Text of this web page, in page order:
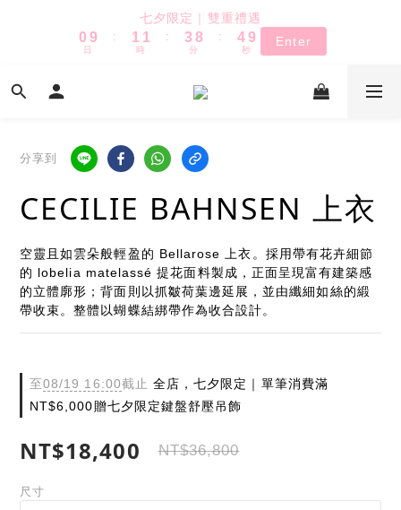
TUANTUAN & GAUTE
七夕限定｜雙重禮遇
0 9
8
3
2
1
0
日
:
2
1
0
2
1
0
時
:
4
3
2
9
8
7
5
2
1
0
分
:
5
4
3
9
8
1
0
秒
Enter
TUANTUAN & GAUTE
分享到
CECILIE BAHNSEN 上衣
空靈且如雲朵般輕盈的 Bellarose 上衣。採用帶有花卉細節
的 lobelia matelassé 提花面料製成，正面呈現富有建築感
的立體廓形；背面則以抓皺荷葉邊延展，並由纖細如絲的緞
帶收束。整體以蝴蝶結綁帶作為收合設計。
至08/19 16:00截止 全店，七夕限定｜單筆消費滿
NT$6,000贈七夕限定鍵盤舒壓吊飾
NT$18,400 NT$36,800
尺寸